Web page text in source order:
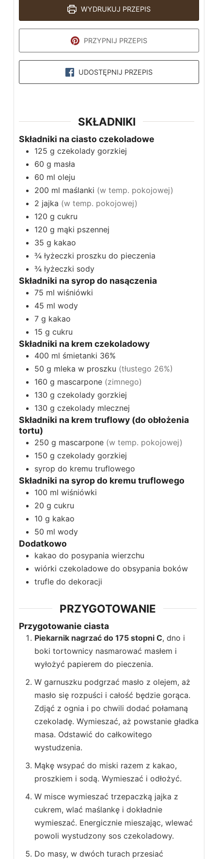
WYDRUKUJ PRZEPIS
PRZYPNIJ PRZEPIS
UDOSTĘPNIJ PRZEPIS
SKŁADNIKI
Składniki na ciasto czekoladowe
125 g czekolady gorzkiej
60 g masła
60 ml oleju
200 ml maślanki (w temp. pokojowej)
2 jajka (w temp. pokojowej)
120 g cukru
120 g mąki pszennej
35 g kakao
¾ łyżeczki proszku do pieczenia
¾ łyżeczki sody
Składniki na syrop do nasączenia
75 ml wiśniówki
45 ml wody
7 g kakao
15 g cukru
Składniki na krem czekoladowy
400 ml śmietanki 36%
50 g mleka w proszku (tłustego 26%)
160 g mascarpone (zimnego)
130 g czekolady gorzkiej
130 g czekolady mlecznej
Składniki na krem truflowy (do obłożenia
tortu)
250 g mascarpone (w temp. pokojowej)
150 g czekolady gorzkiej
syrop do kremu truflowego
Składniki na syrop do kremu truflowego
100 ml wiśniówki
20 g cukru
10 g kakao
50 ml wody
Dodatkowo
kakao do posypania wierzchu
wiórki czekoladowe do obsypania boków
trufle do dekoracji
PRZYGOTOWANIE
Przygotowanie ciasta
Piekarnik nagrzać do 175 stopni C, dno i
boki tortownicy nasmarować masłem i
wyłożyć papierem do pieczenia.
W garnuszku podgrzać masło z olejem, aż
masło się rozpuści i całość będzie gorąca.
Zdjąć z ognia i po chwili dodać połamaną
czekoladę. Wymieszać, aż powstanie gładka
masa. Odstawić do całkowitego
wystudzenia.
Mąkę wsypać do miski razem z kakao,
proszkiem i sodą. Wymieszać i odłożyć.
W misce wymieszać trzepaczką jajka z
cukrem, wlać maślankę i dokładnie
wymieszać. Energicznie mieszając, wlewać
powoli wystudzony sos czekoladowy.
Do masy, w dwóch turach przesiać